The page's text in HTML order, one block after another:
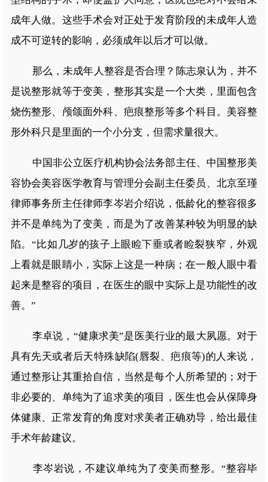
成年人做。这些手术会对正处于发育阶段的未成年人造
成不可逆转的影响，必须成年以后才可以做。
那么，未成年人整容是否合理？陈志泉认为，并不
是说整形就等于变美，整形其实是一个大类，里面包含
烧伤整形、颅颌面外科、疤痕整形等多个科目。美容整
形外科只是里面的一个小分支，但需求量很大。
中国非公立医疗机构协会法务部主任、中国整形美
容协会美容医学教育与管理分会副主任委员、北京至瑾
律师事务所主任律师李岑岩介绍说，低龄化的整容很多
并不是单纯为了变美，而是为了改善某种较为明显的缺
陷。“比如几岁的孩子上眼睑下垂或者睑裂狭窄，外观
上看就是眼睛小，实际上这是一种病；在一般人眼中看
起来是整容的项目，在医生的眼中实际上是功能性的改
善。”
李卓说，“健康求美”是医美行业的最大夙愿。对于
具有先天或者后天特殊缺陷(唇裂、疤痕等)的人来说，
通过整形让其重拾自信，当然是每个人所希望的；对于
非必要的、单纯为了追求美的项目，医生也会从保障身
体健康、正常发育的角度对求美者正确劝导，给出最佳
手术年龄建议。
李岑岩说，不建议单纯为了变美而整形。“整容毕